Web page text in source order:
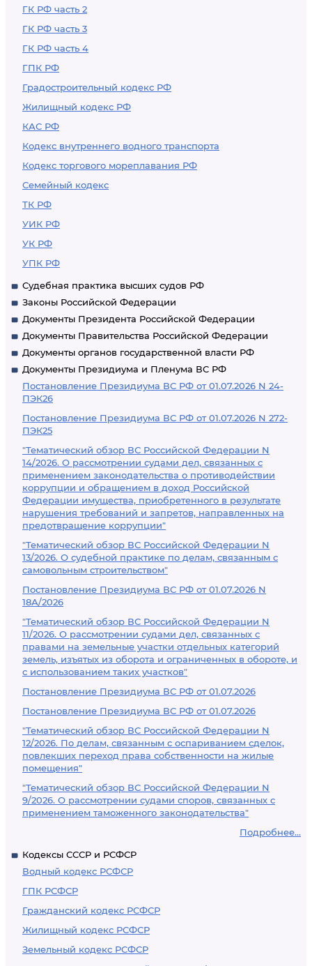
ГК РФ часть 2
ГК РФ часть 3
ГК РФ часть 4
ГПК РФ
Градостроительный кодекс РФ
Жилищный кодекс РФ
КАС РФ
Кодекс внутреннего водного транспорта
Кодекс торгового мореплавания РФ
Семейный кодекс
ТК РФ
УИК РФ
УК РФ
УПК РФ
Судебная практика высших судов РФ
Законы Российской Федерации
Документы Президента Российской Федерации
Документы Правительства Российской Федерации
Документы органов государственной власти РФ
Документы Президиума и Пленума ВС РФ
Постановление Президиума ВС РФ от 01.07.2026 N 24-
ПЭК26
Постановление Президиума ВС РФ от 01.07.2026 N 272-
ПЭК25
"Тематический обзор ВС Российской Федерации N
14/2026. О рассмотрении судами дел, связанных с
применением законодательства о противодействии
коррупции и обращением в доход Российской
Федерации имущества, приобретенного в результате
нарушения требований и запретов, направленных на
предотвращение коррупции"
"Тематический обзор ВС Российской Федерации N
13/2026. О судебной практике по делам, связанным с
самовольным строительством"
Постановление Президиума ВС РФ от 01.07.2026 N
18А/2026
"Тематический обзор ВС Российской Федерации N
11/2026. О рассмотрении судами дел, связанных с
правами на земельные участки отдельных категорий
земель, изъятых из оборота и ограниченных в обороте, и
с использованием таких участков"
Постановление Президиума ВС РФ от 01.07.2026
Постановление Президиума ВС РФ от 01.07.2026
"Тематический обзор ВС Российской Федерации N
12/2026. По делам, связанным с оспариванием сделок,
повлекших переход права собственности на жилые
помещения"
"Тематический обзор ВС Российской Федерации N
9/2026. О рассмотрении судами споров, связанных с
применением таможенного законодательства"
Подробнее...
Кодексы СССР и РСФСР
Водный кодекс РСФСР
ГПК РСФСР
Гражданский кодекс РСФСР
Жилищный кодекс РСФСР
Земельный кодекс РСФСР